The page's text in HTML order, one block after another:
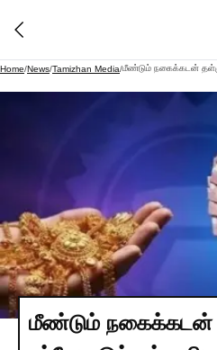
Home/News/Tamizhan Media/
மீண்டும் நகைக்கடன்